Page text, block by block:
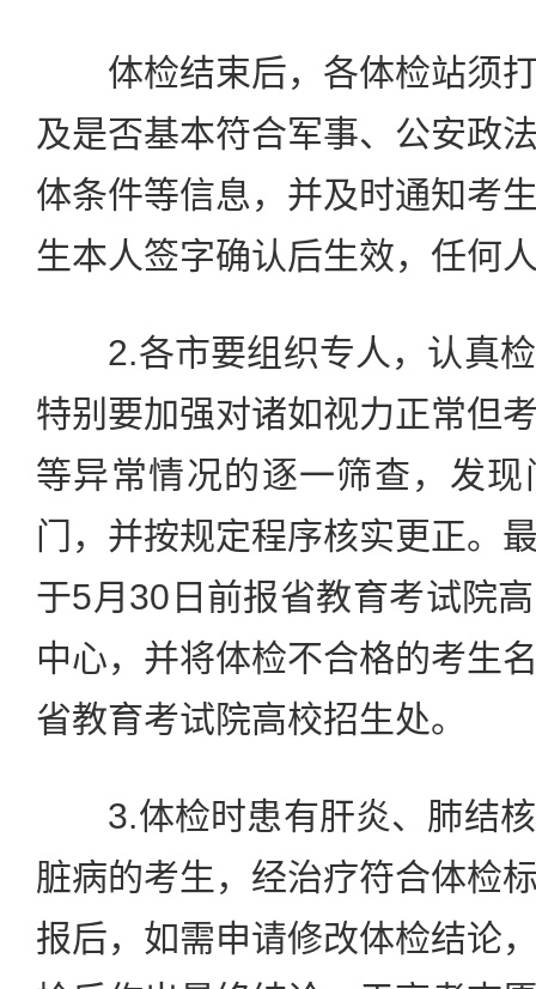
体检结束后，各体检站须打
及是否基本符合军事、公安政
体条件等信息，并及时通知考
生本人签字确认后生效，任何
2.各市要组织专人，认真检
特别要加强对诸如视力正常但
等异常情况的逐一筛查，发
门，并按规定程序核实更正。
于5月30日前报省教育考试院
中心，并将体检不合格的考生
省教育考试院高校招生处。
3.体检时患有肝炎、肺结核
脏病的考生，经治疗符合体检
报后，如需申请修改体检结论